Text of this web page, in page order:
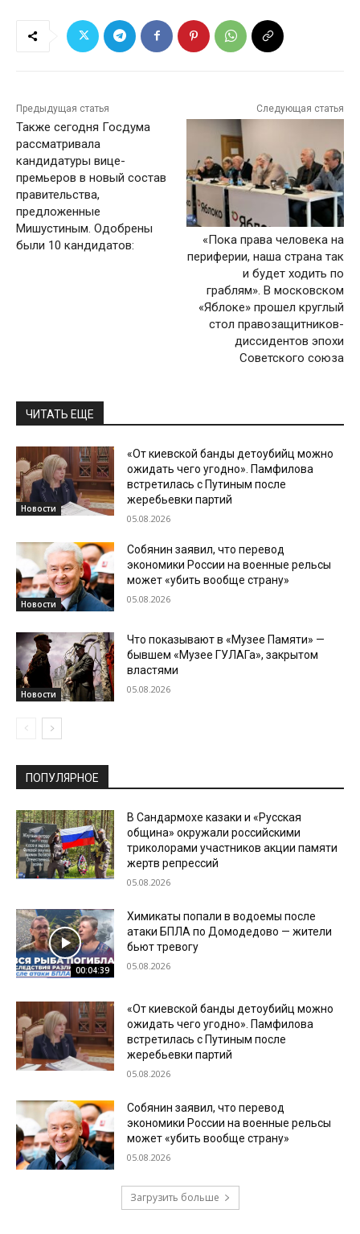
Предыдущая статья
Также сегодня Госдума
рассматривала
кандидатуры вице-
премьеров в новый состав
правительства,
предложенные
Мишустиным. Одобрены
были 10 кандидатов:
Следующая статья
«Пока права человека на
периферии, наша страна так
и будет ходить по
граблям». В московском
«Яблоке» прошел круглый
стол правозащитников-
диссидентов эпохи
Советского союза
ЧИТАТЬ ЕЩЕ
Новости
«От киевской банды детоубийц можно
ожидать чего угодно». Памфилова
встретилась с Путиным после
жеребьевки партий
05.08.2026
Новости
Собянин заявил, что перевод
экономики России на военные рельсы
может «убить вообще страну»
05.08.2026
Новости
Что показывают в «Музее Памяти» —
бывшем «Музее ГУЛАГа», закрытом
властями
05.08.2026
ПОПУЛЯРНОЕ
В Сандармохе казаки и «Русская
община» окружали российскими
триколорами участников акции памяти
жертв репрессий
05.08.2026
00:04:39
Химикаты попали в водоемы после
атаки БПЛА по Домодедово — жители
бьют тревогу
05.08.2026
«От киевской банды детоубийц можно
ожидать чего угодно». Памфилова
встретилась с Путиным после
жеребьевки партий
05.08.2026
Собянин заявил, что перевод
экономики России на военные рельсы
может «убить вообще страну»
05.08.2026
Загрузить больше